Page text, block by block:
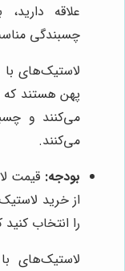
علاقه
چسبندگی
لاستیک‌های با
پهن هستند
می‌کنند و
می‌کنند.
بودجه: قیمت
از خرید
را انتخاب
لاستیک‌های